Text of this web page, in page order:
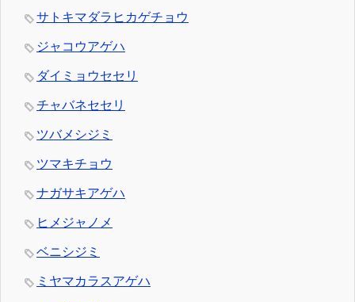
サトキマダラヒカゲチョウ
ジャコウアゲハ
ダイミョウセセリ
チャバネセセリ
ツバメシジミ
ツマキチョウ
ナガサキアゲハ
ヒメジャノメ
ベニシジミ
ミヤマカラスアゲハ